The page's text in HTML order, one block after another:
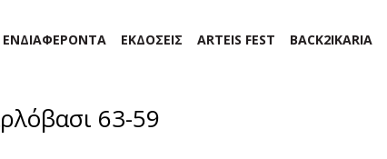
ΕΝΔΙΑΦΕΡΟΝΤΑ ΕΚΔΟΣΕΙΣ ARTEIS FEST BACK2IKARIA
63-59